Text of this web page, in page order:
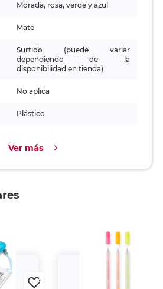
Morada, rosa, verde y azul
Mate
Surtido (puede variar
dependiendo de la
disponibilidad en tienda)
No aplica
Plástico
Ver más